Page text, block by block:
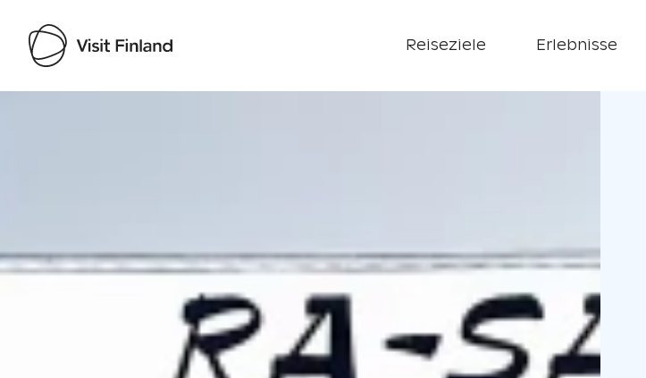
Reiseziele Erlebnisse